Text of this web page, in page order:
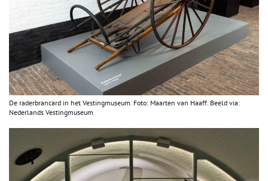
De raderbrancard in het Vestingmuseum. Foto: Maarten van Haaff. Beeld via:
Nederlands Vestingmuseum